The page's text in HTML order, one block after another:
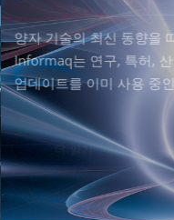
양자 기술의 최신 동향을
Informaq는 연구, 특허,
업데이트를 이미 사용 중
더 읽기